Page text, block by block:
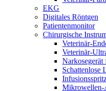
EKG
Digitales Röntgen
Patientenmonitor
Chirurgische
Veterinär-
Veterinär-
Narkosegerät
Schattenlose
Mikrowellen-